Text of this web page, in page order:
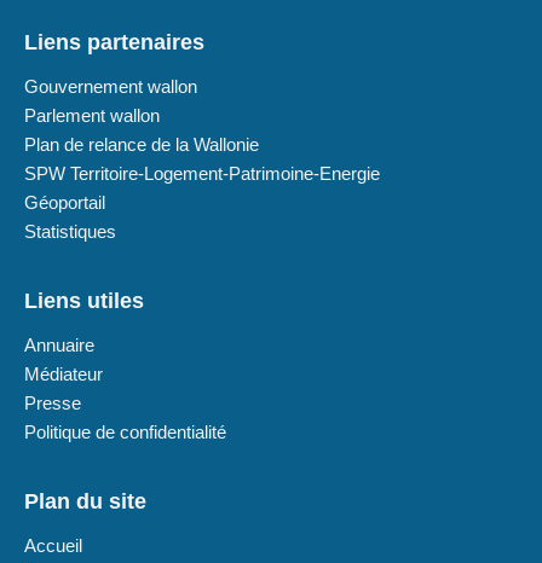
Liens partenaires
Gouvernement wallon
Parlement wallon
Plan de relance de la Wallonie
SPW Territoire-Logement-Patrimoine-Energie
Géoportail
Statistiques
Liens utiles
Annuaire
Médiateur
Presse
Politique de confidentialité
Plan du site
Accueil